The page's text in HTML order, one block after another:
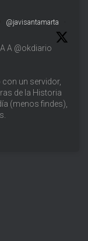
@javisantamarta
·
A @okdiario
con un servidor,
de la Historia
(menos findes),